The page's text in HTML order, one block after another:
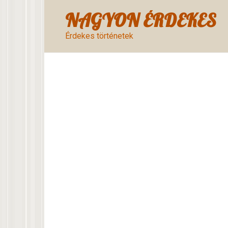
NAGYON ÉRDEKES
Érdekes történetek